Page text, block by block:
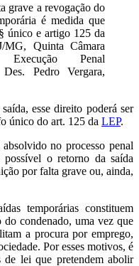
grave a revogação do
é medida que
único e artigo 125 da
Quinta Câmara
Penal
Des. Pedro Vergara,
esse direito poderá ser
único do art. 125 da LEP.
no processo penal
o retorno da saída
por falta grave ou, ainda,
temporárias constituem
do condenado, uma vez que
a procura por emprego,
Por esses motivos, é
de lei que pretendem abolir